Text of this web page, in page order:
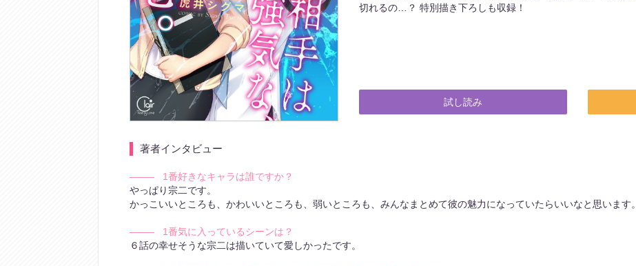
切れるの…？ 特別描き下ろしも収録！
試し読み
著者インタビュー
―――1番好きなキャラは誰ですか？
やっぱり宗二です。
かっこいいところも、かわいいところも、弱いところも、みんなまとめて彼の魅力になっていたらいいなと思います。
―――1番気に入っているシーンは？
６話の幸せそうな宗二は描いていて愛しかったです。